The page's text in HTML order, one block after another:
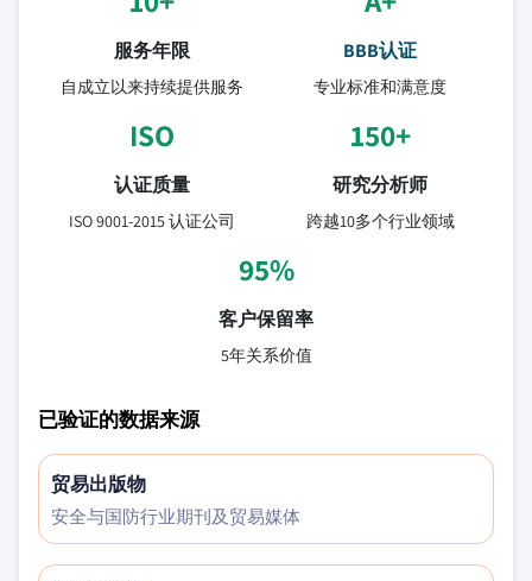
服务年限
自成立以来持续提供服务
BBB认证
专业标准和满意度
ISO
认证质量
ISO 9001-2015 认证公司
150+
研究分析师
跨越10多个行业领域
95%
客户保留率
5年关系价值
已验证的数据来源
贸易出版物
安全与国防行业期刊及贸易媒体